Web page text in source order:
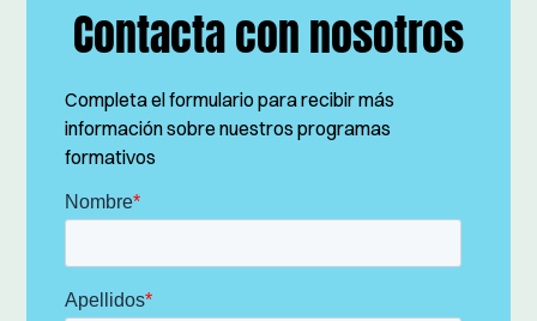
Contacta con nosotros
Completa el formulario para recibir más
información sobre nuestros programas
formativos